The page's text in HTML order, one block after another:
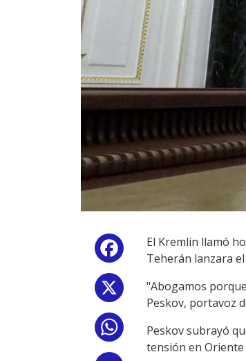
Facebook
WhatsApp
El Kremlin llamó
Teherán lanzara
"Abogamos
Peskov, portavoz
Peskov subrayó
tensión en Oriente